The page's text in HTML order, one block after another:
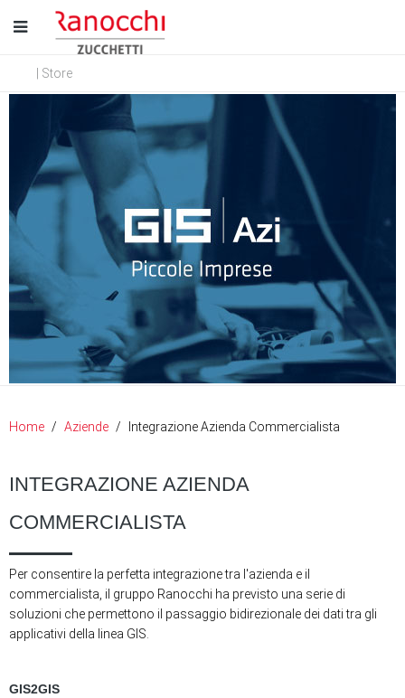
| Store
Home Aziende Integrazione Azienda Commercialista
INTEGRAZIONE AZIENDA
COMMERCIALISTA
Per consentire la perfetta integrazione tra l'azienda e il
commercialista, il gruppo Ranocchi ha previsto una serie di
soluzioni che permettono il passaggio bidirezionale dei dati tra gli
applicativi della linea GIS.
GIS2GIS